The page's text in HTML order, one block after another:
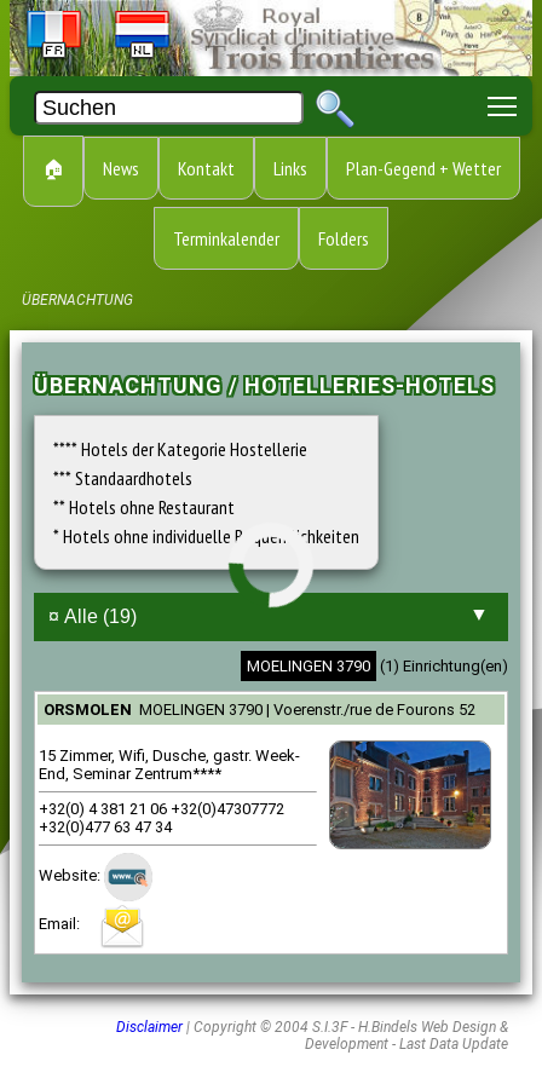
🏠 News Kontakt Links Plan-Gegend + Wetter
Terminkalender Folders
ÜBERNACHTUNG
ÜBERNACHTUNG / HOTELLERIES-HOTELS
**** Hotels der Kategorie Hostellerie
*** Standaardhotels
** Hotels ohne Restaurant
* Hotels ohne individuelle Bequemlichkeiten
MOELINGEN 3790 (1) Einrichtung(en)
ORSMOLEN MOELINGEN 3790 | Voerenstr./rue de Fourons 52
15 Zimmer, Wifi, Dusche, gastr. Week-
End, Seminar Zentrum****
+32(0) 4 381 21 06 +32(0)47307772
+32(0)477 63 47 34
Website:
Email:
Disclaimer| Copyright © 2004 S.I.3F - H.Bindels Web Design &
Development - Last Data Update